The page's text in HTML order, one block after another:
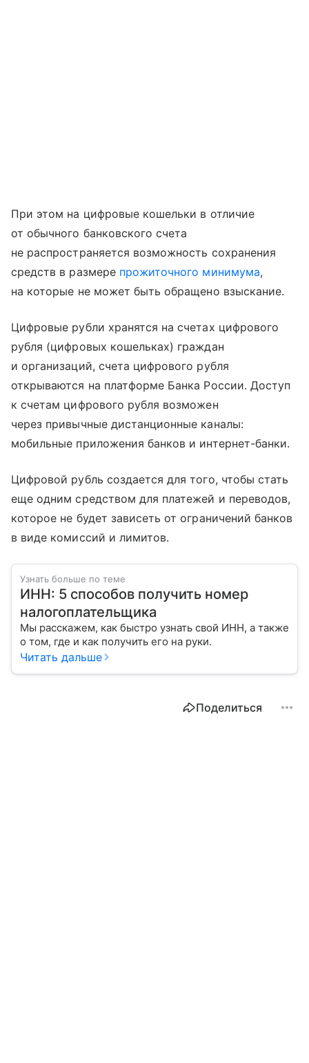
При этом на цифровые кошельки в отличие
от обычного банковского счета
не распространяется возможность сохранения
средств в размере прожиточного минимума,
на которые не может быть обращено взыскание.
Цифровые рубли хранятся на счетах цифрового
рубля (цифровых кошельках) граждан
и организаций, счета цифрового рубля
открываются на платформе Банка России. Доступ
к счетам цифрового рубля возможен
через привычные дистанционные каналы:
мобильные приложения банков и интернет-банки.
Цифровой рубль создается для того, чтобы стать
еще одним средством для платежей и переводов,
которое не будет зависеть от ограничений банков
в виде комиссий и лимитов.
Узнать больше по теме
ИНН: 5 способов получить номер
налогоплательщика
Мы расскажем, как быстро узнать свой ИНН, а также
о том, где и как получить его на руки.
Читать дальше
Поделиться